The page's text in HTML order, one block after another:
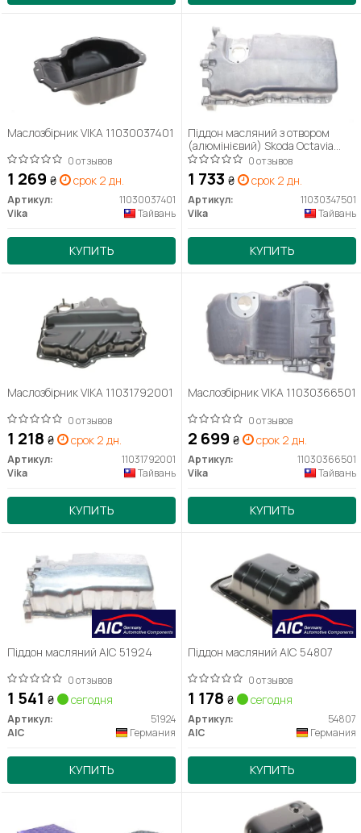
Маслозбірник VIKA 11030037401
0 отзывов
1 269 ₴ срок 2 дн.
Артикул:
11030037401
Vika
Тайвань
КУПИТЬ
Піддон масляний з отвором
(алюмінієвий) Skoda Octavia
(97-11), Fabia (00-10) / VW Golf
(96-03), Polo (02-10), Sharan
(96-10) (11030347501) VIKA
0 отзывов
1 733 ₴ срок 2 дн.
Артикул:
11030347501
Vika
Тайвань
КУПИТЬ
Маслозбірник VIKA 11031792001
0 отзывов
1 218 ₴ срок 2 дн.
Артикул:
11031792001
Vika
Тайвань
КУПИТЬ
Маслозбірник VIKA 11030366501
0 отзывов
2 699 ₴ срок 2 дн.
Артикул:
11030366501
Vika
Тайвань
КУПИТЬ
Піддон масляний AIC 51924
0 отзывов
1 541 ₴ сегодня
Артикул:
51924
AIC
Германия
КУПИТЬ
Піддон масляний AIC 54807
0 отзывов
1 178 ₴ сегодня
Артикул:
54807
AIC
Германия
КУПИТЬ